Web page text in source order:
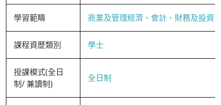
學習範疇 商業及管理經濟、會計、財務及投資
課程資歷類別 學士
授課模式(全日
制/ 兼讀制)
全日制